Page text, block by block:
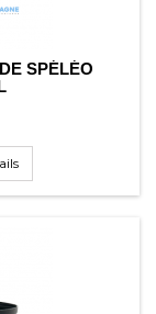
SPÉLÉO